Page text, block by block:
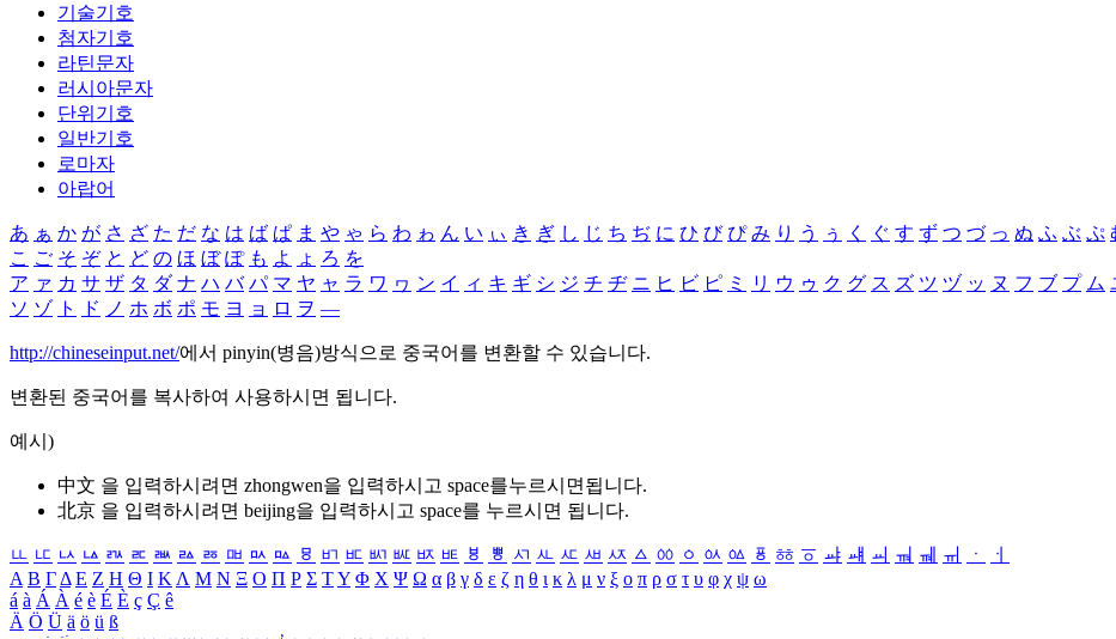
기술기호
첨자기호
라틴문자
러시아문자
단위기호
일반기호
로마자
아랍어
あ ぁ か が さ ざ た だ な は ば ぱ ま や ゃ ら わ ゎ ん い ぃ き ぎ し じ ち ぢ に ひ び ぴ み り う ぅ く ぐ す ず つ づ っ ぬ ふ ぶ ぷ
こ ご そ ぞ と ど の ほ ぼ ぽ も よ ょ ろ を
ア ァ カ サ ザ タ ダ ナ ハ バ パ マ ヤ ャ ラ ワ ヮ ン イ ィ キ ギ シ ジ チ ヂ ニ ヒ ビ ピ ミ リ ウ ゥ ク グ ス ズ ツ ヅ ッ ヌ フ ブ プ ム
ソ ゾ ト ド ノ ホ ボ ポ モ ヨ ョ ロ ヲ ―
http://chineseinput.net/에서 pinyin(병음)방식으로 중국어를 변환할 수 있습니다.
변환된 중국어를 복사하여 사용하시면 됩니다.
예시)
中文 을 입력하시려면 zhongwen을 입력하시고 space를누르시면됩니다.
北京 을 입력하시려면 beijing을 입력하시고 space를 누르시면 됩니다.
ㅥ ㅦ ㅧ ㅨ ㅩ ㅪ ㅫ ㅬ ㅭ ㅮ ㅯ ㅰ ㅱ ㅲ ㅳ ㅴ ㅵ ㅶ ㅷ ㅸ ㅹ ㅺ ㅻ ㅼ ㅽ ㅾ ㅿ ㆀ ㆁ ㆂ ㆃ ㆄ ㆅ ㆆ ㆇ ㆈ ㆉ ㆊ ㆋ ㆌ ㆍ
ㆎ
Α Β ΓΔ Ε Ζ Η Θ Ι ΚΛ Μ Ν Ξ Ο Π Ρ Σ ΤΥ Φ Χ Ψ Ω α β γ δ ε ζ η θ ι κ λ μ ν ξ ο π ρ σ τ υ φ χ ψ ω
á à Á À é è É È ç Ç ê
Ä Ö Ü ä ö ü ß